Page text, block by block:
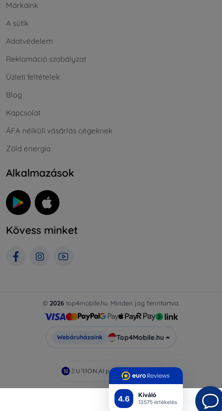
4.6 Kiváló
13575 értékelés
Márkáink
A sütik
Adatvédelem
Reklamáció szabályzat
Üzleti feltételek
Blog
Kapcsolat
ÁFA nélküli vásárlás cégeknek
Zöld energia
Alkalmazások
Kövess minket
© 2026 top4mobile.hu. Minden jog fenntartva.
Webáruházaink Top4Mobile.hu
AI powered by